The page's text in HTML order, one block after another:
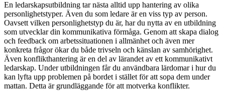
En ledarskapsutbildning tar nästa alltid upp hantering av olika
personlighetstyper. Även du som ledare är en viss typ av person.
Oavsett vilken personlighetstyp du är, har du nytta av en utbildning
som utvecklar din kommunikativa förmåga. Genom att skapa dialog
och feedback om arbetssituationen i allmänhet och även mer
konkreta frågor ökar du både trivseln och känslan av samhörighet.
Även konflikthantering är en del av lärandet av ett kommunikativt
ledarskap. Under utbildningen får du användbara lärdomar i hur du
kan lyfta upp problemen på bordet i stället för att sopa dem under
mattan. Detta är grundläggande för att motverka konflikter.